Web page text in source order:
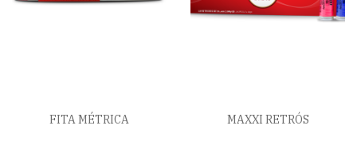
FITA MÉTRICA MAXXI RETRÓS